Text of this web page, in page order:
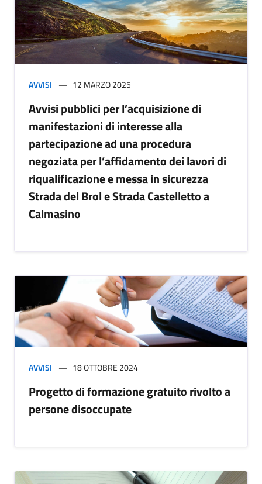
AVVISI 12 MARZO 2025
Avvisi pubblici per l’acquisizione di
manifestazioni di interesse alla
partecipazione ad una procedura
negoziata per l’affidamento dei lavori di
riqualificazione e messa in sicurezza
Strada del Brol e Strada Castelletto a
Calmasino
AVVISI 18 OTTOBRE 2024
Progetto di formazione gratuito rivolto a
persone disoccupate